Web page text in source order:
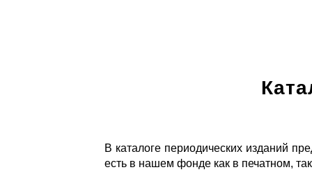
В каталоге периодических изданий
есть в нашем фонде как в печатном,